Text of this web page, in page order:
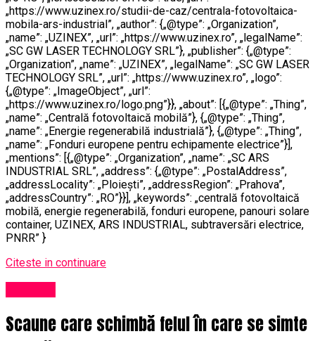
„https://www.uzinex.ro/studii-de-caz/centrala-fotovoltaica-
mobila-ars-industrial”, „author”: {„@type”: „Organization”,
„name”: „UZINEX”, „url”: „https://www.uzinex.ro”, „legalName”:
„SC GW LASER TECHNOLOGY SRL”}, „publisher”: {„@type”:
„Organization”, „name”: „UZINEX”, „legalName”: „SC GW LASER
TECHNOLOGY SRL”, „url”: „https://www.uzinex.ro”, „logo”:
{„@type”: „ImageObject”, „url”:
„https://www.uzinex.ro/logo.png”}}, „about”: [{„@type”: „Thing”,
„name”: „Centrală fotovoltaică mobilă”}, {„@type”: „Thing”,
„name”: „Energie regenerabilă industrială”}, {„@type”: „Thing”,
„name”: „Fonduri europene pentru echipamente electrice”}],
„mentions”: [{„@type”: „Organization”, „name”: „SC ARS
INDUSTRIAL SRL”, „address”: {„@type”: „PostalAddress”,
„addressLocality”: „Ploiești”, „addressRegion”: „Prahova”,
„addressCountry”: „RO”}}], „keywords”: „centrală fotovoltaică
mobilă, energie regenerabilă, fonduri europene, panouri solare
container, UZINEX, ARS INDUSTRIAL, subtraversări electrice,
PNRR” }
Citeste in continuare
Scaune care schimbă felul în care se simte